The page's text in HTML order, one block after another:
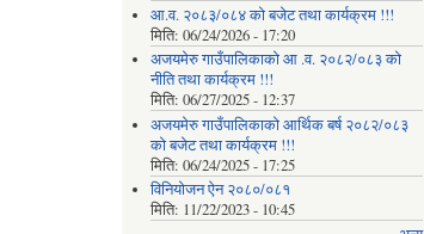
आ.व. २०८३/०८४ को बजेट तथा कार्यक्रम !!!
मिति: 06/24/2026 - 17:20
अजयमेरु गाउँपालिकाको आ .व. २०८२/०८३ को
नीति तथा कार्यक्रम !!!
मिति: 06/27/2025 - 12:37
अजयमेरु गाउँपालिकाको आर्थिक बर्ष २०८२/०८३
को बजेट तथा कार्यक्रम !!!
मिति: 06/24/2025 - 17:25
विनियोजन ऐन २०८०/०८१
मिति: 11/22/2023 - 10:45